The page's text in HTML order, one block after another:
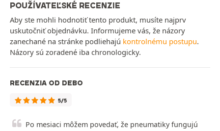
POUŽÍVATEĽSKÉ RECENZIE
Aby ste mohli hodnotiť tento produkt, musíte najprv
uskutočniť objednávku. Informujeme vás, že názory
zanechané na stránke podliehajú kontrolnému postupu.
Názory sú zoradené iba chronologicky.
RECENZIA OD DEBO
5/5
Po mesiaci môžem povedať, že pneumatiky fungujú